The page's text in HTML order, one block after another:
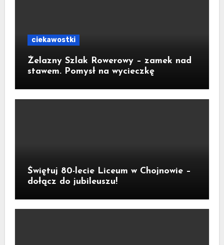
ciekawostki
Żelazny Szlak Rowerowy – zamek nad
stawem. Pomysł na wycieczkę
Świętuj 80-lecie Liceum w Chojnowie –
dołącz do jubileuszu!